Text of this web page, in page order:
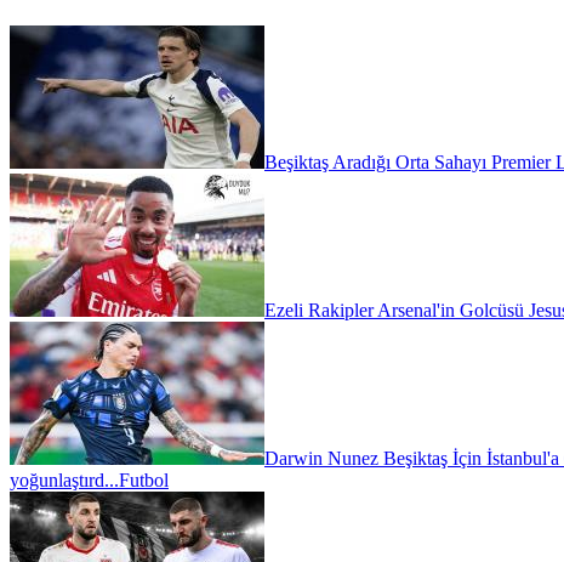
Beşiktaş Aradığı Orta Sahayı Premier
Ezeli Rakipler Arsenal'in Golcüsü
Darwin Nunez Beşiktaş İçin İstanbul'a
yoğunlaştırd...Futbol